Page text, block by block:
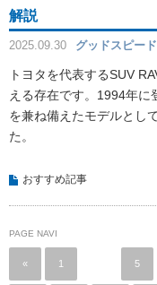
解説
2025.09.30 グッドスピード
トヨタを代表するSUV
える存在です。1994年に
を兼ね備えたモデルとし
た。
おすすめ記事
PAGE NAVI
« 1 5